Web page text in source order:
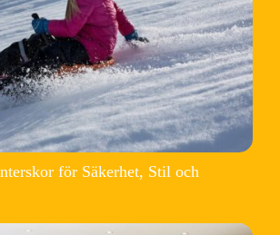
för Säkerhet, Stil och